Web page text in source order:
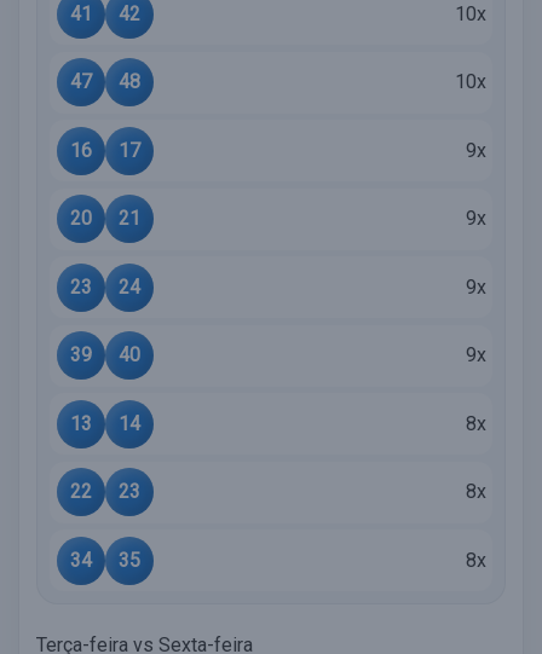
41 42 10x
47 48 10x
16 17 9x
20 21 9x
23 24 9x
39 40 9x
13 14 8x
22 23 8x
34 35 8x
Terça-feira vs Sexta-feira